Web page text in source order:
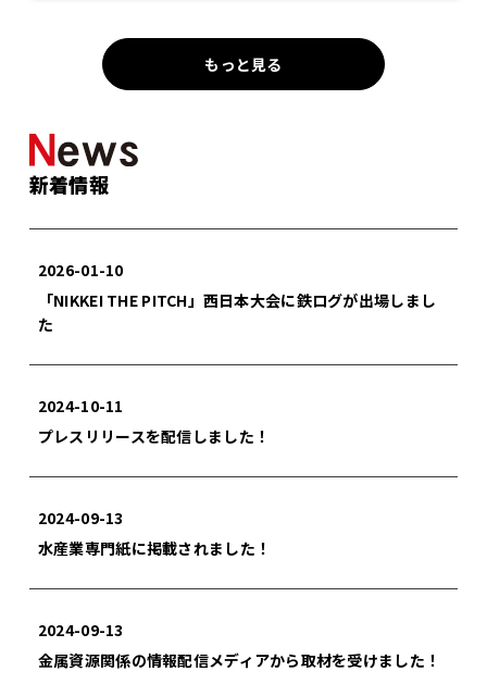
もっと見る
新着情報
2026-01-10
「NIKKEI THE PITCH」西日本大会に鉄ログが出場しまし
た
2024-10-11
プレスリリースを配信しました！
2024-09-13
水産業専門紙に掲載されました！
2024-09-13
金属資源関係の情報配信メディアから取材を受けました！